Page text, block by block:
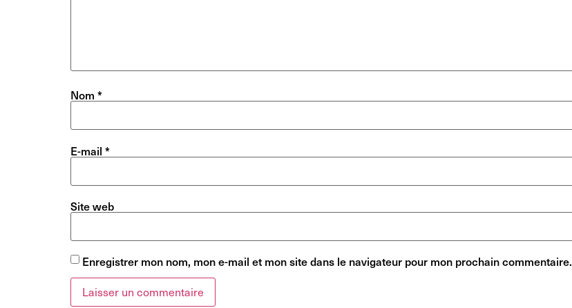
Nom *
E-mail *
Site web
Enregistrer mon nom, mon e-mail et mon site dans le navigateur pour mon prochain commentaire.